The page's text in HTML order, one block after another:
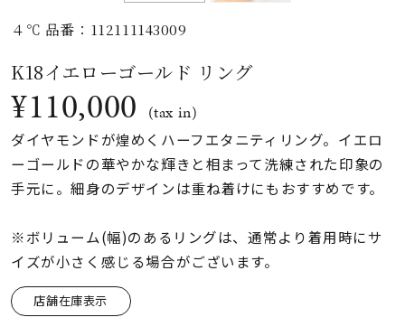
ファッションテイス
ト
着用シーン
コレクション
レディース
４℃ 品番：112111143009
K18イエローゴールド リング
¥110,000 (tax in)
ダイヤモンドが煌めくハーフエタニティリング。イエロ
ーゴールドの華やかな輝きと相まって洗練された印象の
手元に。細身のデザインは重ね着けにもおすすめです。
※ボリューム(幅)のあるリングは、通常より着用時にサ
イズが小さく感じる場合がございます。
店舗在庫表示